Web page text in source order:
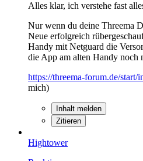
Alles klar, ich verstehe fast
Nur wenn du deine Threema
Neue erfolgreich
Handy mit Netguard die
die App am alten Handy noch
https://threema-forum.de/
mich)
Inhalt melden
Zitieren
Hightower